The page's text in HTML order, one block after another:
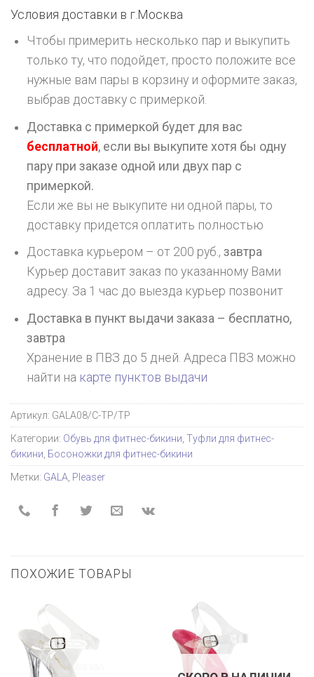
Условия доставки в г. Москва
Чтобы примерить несколько пар и выкупить
только ту, что подойдет, просто положите все
нужные вам пары в корзину и оформите заказ,
выбрав доставку с примеркой.
Доставка с примеркой будет для вас
бесплатной, если вы выкупите хотя бы одну
пару при заказе одной или двух пар с
примеркой.
Если же вы не выкупите ни одной пары, то
доставку придется оплатить полностью
Доставка курьером – от 200 руб.,завтра
Курьер доставит заказ по указанному Вами
адресу. За 1 час до выезда курьер позвонит
Доставка в пункт выдачи заказа – бесплатно,
завтра
Хранение в ПВЗ до 5 дней. Адреса ПВЗ можно
найти на карте пунктов выдачи
Артикул: GALA08/C-TP/TP
Категории: Обувь для фитнес-бикини Туфли для фитнес-
бикини Босоножки для фитнес-бикини
Метки: GALA Pleaser
ПОХОЖИЕ ТОВАРЫ